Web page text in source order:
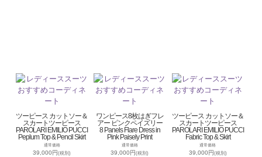
ツーピース カットソー＆
スカートツーピース
PAROLARI EMILIO PUCCI
Peplum Top & Pencil Skirt
通常価格
39,000円(税別)
ワンピース8枚はぎフレ
アー ピンクペイズリー
8 Panels Flare Dress in
Pink Paisely Print
通常価格
39,000円(税別)
ツーピース カットソー＆
スカートツーピース
PAROLARI EMILIO PUCCI
Fabric Top & Skirt
通常価格
39,000円(税別)